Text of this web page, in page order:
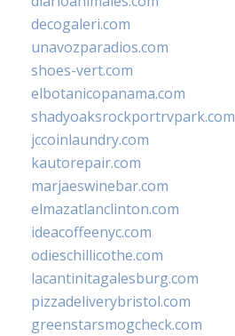
decogaleri.com
unavozparadios.com
shoes-vert.com
elbotanicopanama.com
shadyoaksrockportrvpark.com
jccoinlaundry.com
kautorepair.com
marjaeswinebar.com
elmazatlanclinton.com
ideacoffeenyc.com
odieschillicothe.com
lacantinitagalesburg.com
pizzadeliverybristol.com
greenstarsmogcheck.com